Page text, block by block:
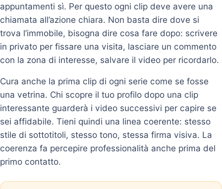
appuntamenti sì. Per questo ogni clip deve avere una
chiamata all’azione chiara. Non basta dire dove si
trova l’immobile, bisogna dire cosa fare dopo: scrivere
in privato per fissare una visita, lasciare un commento
con la zona di interesse, salvare il video per ricordarlo.
Cura anche la prima clip di ogni serie come se fosse
una vetrina. Chi scopre il tuo profilo dopo una clip
interessante guarderà i video successivi per capire se
sei affidabile. Tieni quindi una linea coerente: stesso
stile di sottotitoli, stesso tono, stessa firma visiva. La
coerenza fa percepire professionalità anche prima del
primo contatto.